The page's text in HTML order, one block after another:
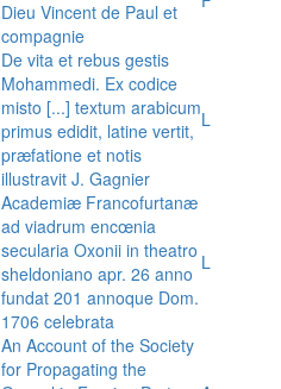
Dieu Vincent de Paul et
compagnie
De vita et rebus gestis
Mohammedi. Ex codice
misto [...] textum arabicum
primus edidit, latine vertit,
præfatione et notis
illustravit J. Gagnier
L
Academiæ Francofurtanæ
ad viadrum encœnia
secularia Oxonii in theatro
sheldoniano apr. 26 anno
fundat 201 annoque Dom.
1706 celebrata
L
An Account of the Society
for Propagating the